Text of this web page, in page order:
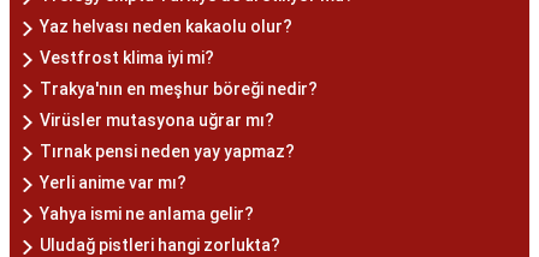
Yaz helvası neden kakaolu olur?
Vestfrost klima iyi mi?
Trakya'nın en meşhur böreği nedir?
Virüsler mutasyona uğrar mı?
Tırnak pensi neden yay yapmaz?
Yerli anime var mı?
Yahya ismi ne anlama gelir?
Uludağ pistleri hangi zorlukta?